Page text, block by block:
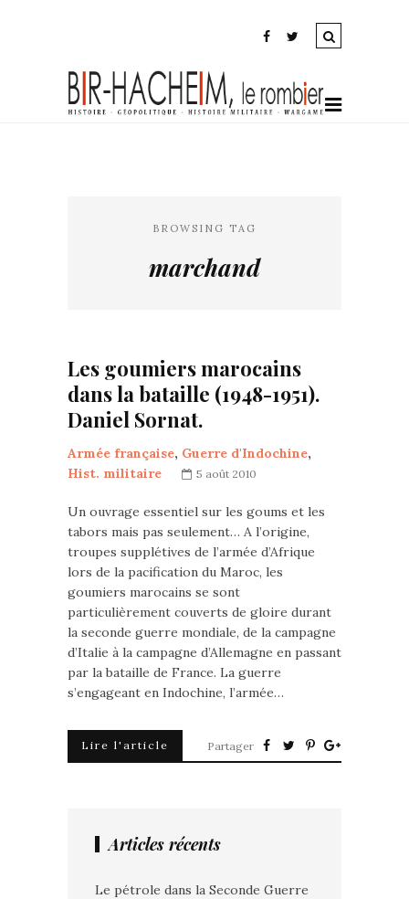
BROWSING TAG
marchand
Les goumiers marocains
dans la bataille (1948-1951).
Daniel Sornat.
Armée française, Guerre d'Indochine,
Hist. militaire
5 août 2010
Un ouvrage essentiel sur les goums et les
tabors mais pas seulement… A l’origine,
troupes supplétives de l’armée d’Afrique
lors de la pacification du Maroc, les
goumiers marocains se sont
particulièrement couverts de gloire durant
la seconde guerre mondiale, de la campagne
d’Italie à la campagne d’Allemagne en passant
par la bataille de France. La guerre
s’engageant en Indochine, l’armée…
Lire l'article Partager
Articles récents
Le pétrole dans la Seconde Guerre